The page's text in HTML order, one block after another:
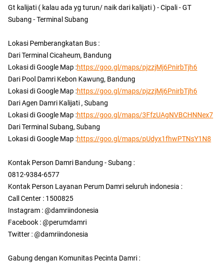
Gt kalijati ( kalau ada yg turun/ naik dari kalijati ) - Cipali - GT
Subang - Terminal Subang
Lokasi Pemberangkatan Bus :
Dari Terminal Cicaheum, Bandung
Lokasi di Google Map :https://goo.gl/maps/pjzzjMj6PnirbTjh6
Dari Pool Damri Kebon Kawung, Bandung
Lokasi di Google Map :https://goo.gl/maps/pjzzjMj6PnirbTjh6
Dari Agen Damri Kalijati , Subang
Lokasi di Google Map :https://goo.gl/maps/3FfzUAgNVBCHNNex7
Dari Terminal Subang, Subang
Lokasi di Google Map :https://goo.gl/maps/pUdyx1fhwPTNsY1N8
Kontak Person Damri Bandung - Subang :
0812-9384-6577
Kontak Person Layanan Perum Damri seluruh indonesia :
Call Center : 1500825
Instagram : @damriindonesia
Facebook : @perumdamri
Twitter : @damriindonesia
Gabung dengan Komunitas Pecinta Damri :